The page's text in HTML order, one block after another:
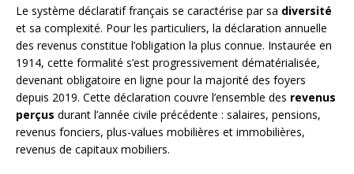
Le système déclaratif français se caractérise par sa diversité
et sa complexité. Pour les particuliers, la déclaration annuelle
des revenus constitue l’obligation la plus connue. Instaurée en
1914, cette formalité s’est progressivement dématérialisée,
devenant obligatoire en ligne pour la majorité des foyers
depuis 2019. Cette déclaration couvre l’ensemble des revenus
perçus durant l’année civile précédente : salaires, pensions,
revenus fonciers, plus-values mobilières et immobilières,
revenus de capitaux mobiliers.